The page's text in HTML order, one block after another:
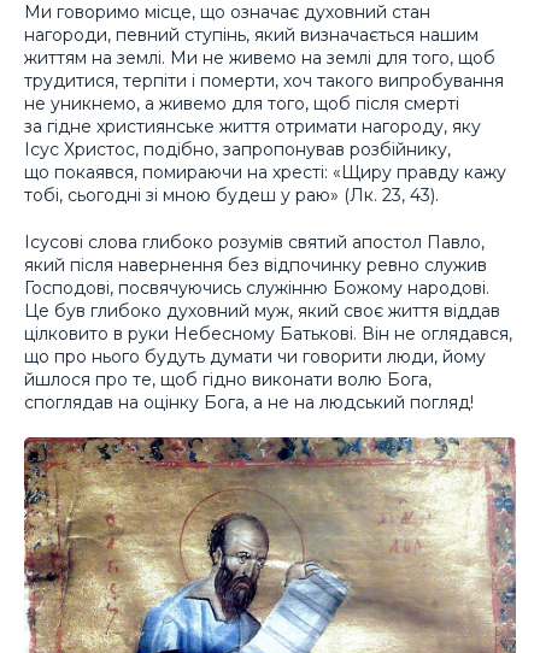
Ми говоримо місце, що означає духовний стан
нагороди, певний ступінь, який визначається нашим
життям на землі. Ми не живемо на землі для того, щоб
трудитися, терпіти і померти, хоч такого випробування
не уникнемо, а живемо для того, щоб після смерті
за гідне християнське життя отримати нагороду, яку
Ісус Христос, подібно, запропонував розбійнику,
що покаявся, помираючи на хресті: «Щиру правду кажу
тобі, сьогодні зі мною будеш у раю» (Лк. 23, 43).
Ісусові слова глибоко розумів святий апостол Павло,
який після навернення без відпочинку ревно служив
Господові, посвячуючись служінню Божому народові.
Це був глибоко духовний муж, який своє життя віддав
цілковито в руки Небесному Батькові. Він не оглядався,
що про нього будуть думати чи говорити люди, йому
йшлося про те, щоб гідно виконати волю Бога,
споглядав на оцінку Бога, а не на людський погляд!